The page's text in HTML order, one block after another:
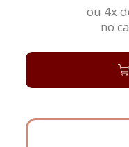
ou 4x
no